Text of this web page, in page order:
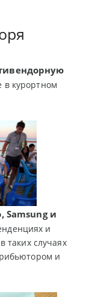
в курортном
Samsung и
и
таких случаях
и